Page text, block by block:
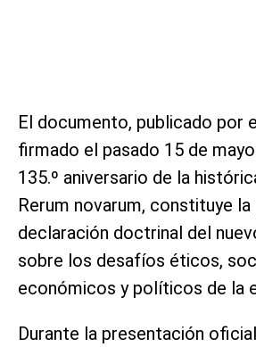
El documento, publicado por
firmado el pasado 15 de
135.º aniversario de la
Rerum novarum, constituye la
declaración doctrinal del
sobre los desafíos éticos,
económicos y políticos de la
Durante la presentación